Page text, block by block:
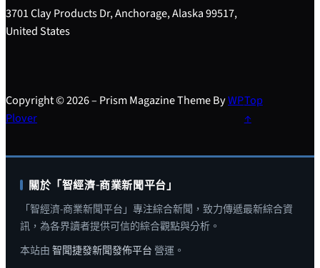
3701 Clay Products Dr, Anchorage, Alaska 99517,
United States
Copyright © 2026 – Prism Magazine Theme ByWP
Plover
Top
↑
關於「智經濟-商業新聞平台」
「智經濟-商業新聞平台」專注綜合新聞，致力傳遞最新綜合資
訊，為各界讀者提供可信的綜合觀點與分析。
本站由 智聞捷發新聞發佈平台 營運。